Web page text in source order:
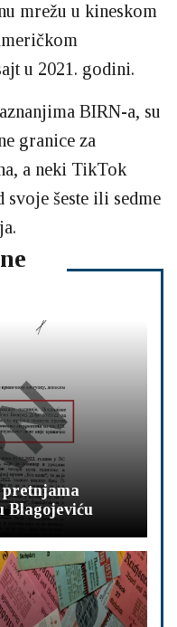
mrežu u kineskom
u 2021. godini.
BIRN-a, su
granice za
a neki TikTok
svoje šeste ili sedme
Blagojeviću